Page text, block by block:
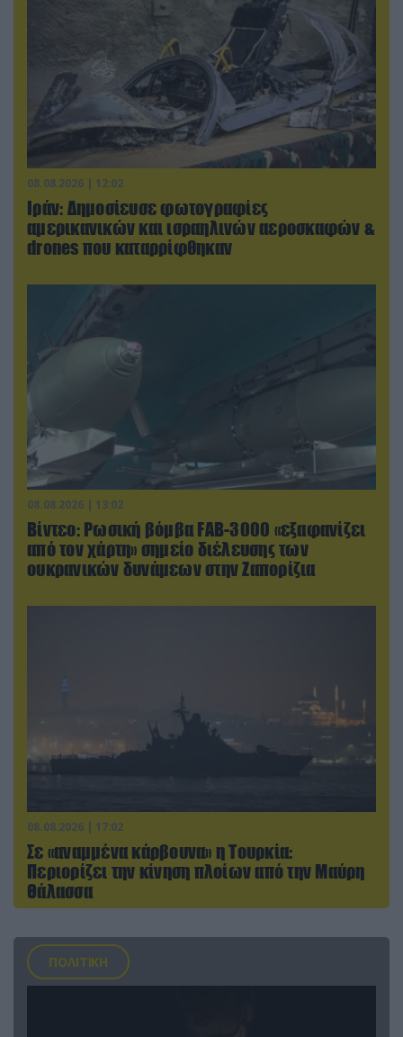
08.08.2026 | 12:02
Ιράν: Δημοσίευσε φωτογραφίες
αμερικανικών και ισραηλινών αεροσκαφών &
drones που καταρρίφθηκαν
08.08.2026 | 13:02
Βίντεο: Ρωσική βόμβα FAB-3000 «εξαφανίζει
από τον χάρτη» σημείο διέλευσης των
ουκρανικών δυνάμεων στην Ζαπορίζια
08.08.2026 | 17:02
Σε «αναμμένα κάρβουνα» η Τουρκία:
Περιορίζει την κίνηση πλοίων από την Μαύρη
Θάλασσα
ΠΟΛΙΤΙΚΗ